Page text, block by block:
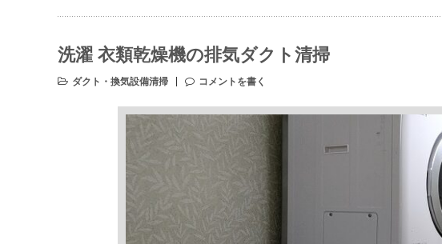
洗濯 衣類乾燥機の排気ダクト清掃
ダクト・換気設備清掃 コメントを書く